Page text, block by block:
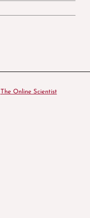
The Online Scientist